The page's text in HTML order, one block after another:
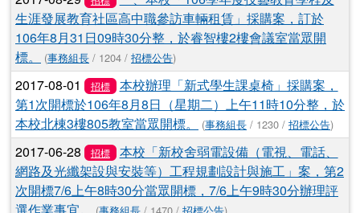
生涯發展教育社區高中職參訪車輛租賃」採購案，訂於
106年8月31日09時30分整，於睿智樓2樓會議室當眾開
標。
(事務組長 / 1204 / 招標公告)
2017-08-01 招標
本校辦理「新式學生課桌椅」採購案，
第1次開標於106年8月8日（星期二）上午11時10分整，於
本校北棟3樓805教室當眾開標。
(事務組長 / 1230 / 招標公告)
2017-06-28 招標
本校「新校舍弱電設備（電視、電話、
網路及光纖架設與安裝等）工程規劃設計與施工」案，第2
次開標7/6上午8時30分當眾開標，7/6上午9時30分辦理評